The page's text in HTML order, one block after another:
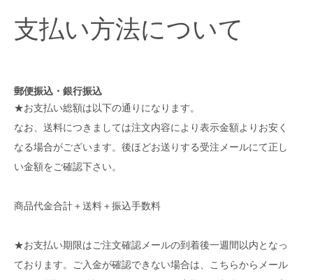
支払い方法について
郵便振込・銀行振込
★お支払い総額は以下の通りになります。
なお、送料につきましては注文内容により表示金額よりお安く
なる場合がございます。後ほどお送りする受注メールにて正し
い金額をご確認下さい。
商品代金合計＋送料＋振込手数料
★お支払い期限はご注文確認メールの到着後一週間以内となっ
ております。ご入金が確認できない場合は、こちらからメール